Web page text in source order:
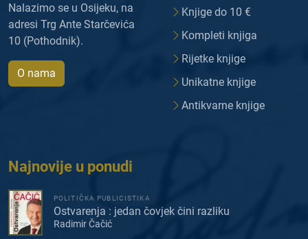
Nalazimo se u Osijeku, na
adresi Trg Ante Starčevića
10 (Pothodnik).
O nama
Knjige do 10 €
Kompleti knjiga
Rijetke knjige
Unikatne knjige
Antikvarne knjige
Najnovije u ponudi
POLITIČKA PUBLICISTIKA
Ostvarenja : jedan čovjek čini razliku
Radimir Čačić